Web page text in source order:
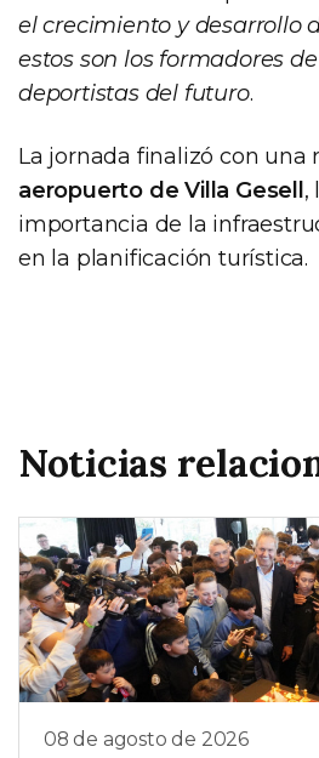
el crecimiento y desarrollo
estos son los formadores
deportistas del futuro.
La jornada finalizó con una
aeropuerto de Villa Gesell ,
importancia de la
en la planificación turística.
Noticias
08 de agosto de 2026